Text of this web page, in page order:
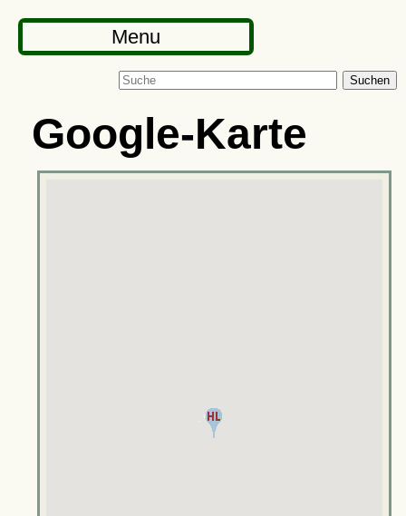
Menu
Suchen
Google-Karte